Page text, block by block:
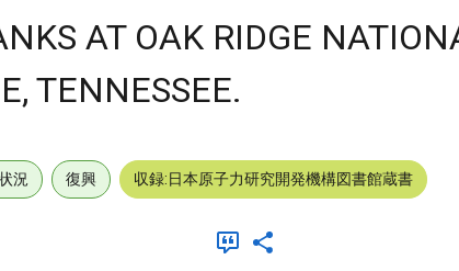
AT OAK RIDGE
TENNESSEE.
況 復興 収録:日本原子力研究開発機構図書館蔵書